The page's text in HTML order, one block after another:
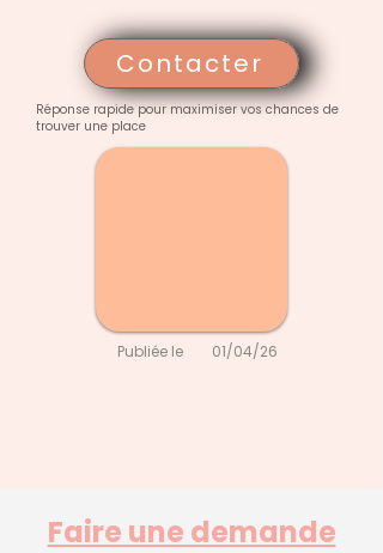
Contacter
Réponse rapide pour maximiser vos chances de
trouver une place
Publiée le 01/04/26
Faire une demande